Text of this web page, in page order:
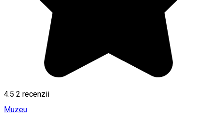
4.5 2 recenzii
Muzeu